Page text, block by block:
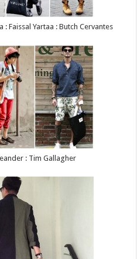
: Faissal Yartaa : Butch Cervantes
: Tim Gallagher